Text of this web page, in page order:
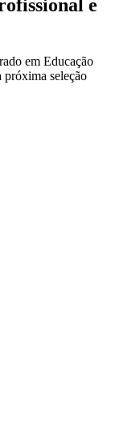
e
em Educação
seleção